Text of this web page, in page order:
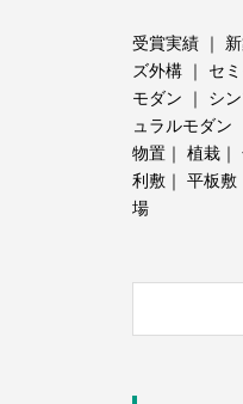
受賞実績 ｜
ズ外構 ｜ セ
モダン ｜ シ
ュラルモダン
物置 ｜ 植栽 ｜
利敷 ｜ 平板敷
場